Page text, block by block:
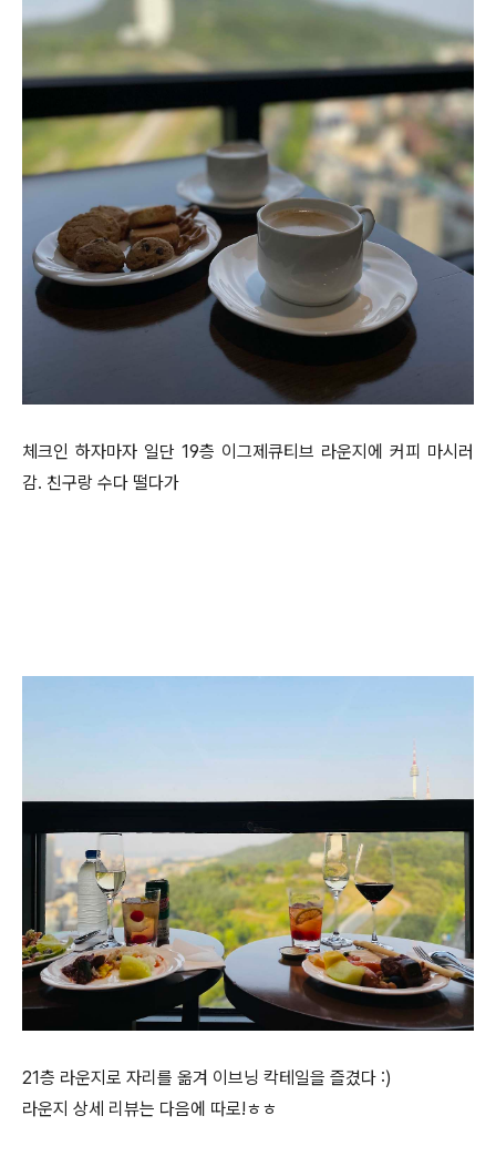
체크인 하자마자 일단 19층 이그제큐티브 라운지에 커피 마시러
감. 친구랑 수다 떨다가
21층 라운지로 자리를 옮겨 이브닝 칵테일을 즐겼다 :)
라운지 상세 리뷰는 다음에 따로!ㅎㅎ